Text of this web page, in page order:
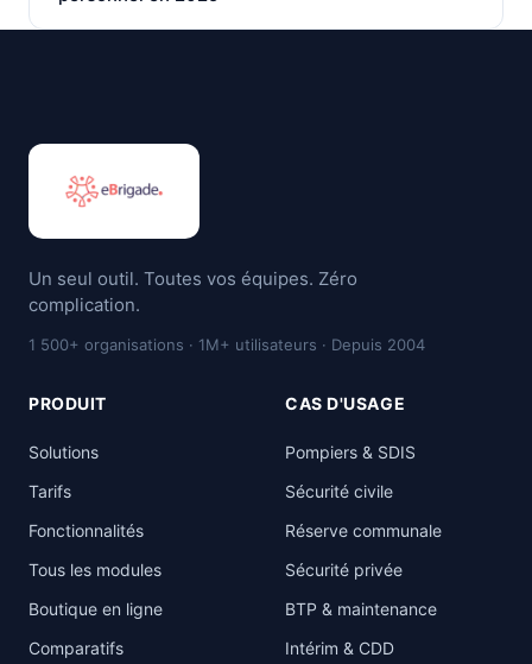
Un seul outil. Toutes vos équipes. Zéro
complication.
1 500+ organisations · 1M+ utilisateurs · Depuis 2004
PRODUIT
Solutions
Tarifs
Fonctionnalités
Tous les modules
Boutique en ligne
Comparatifs
CAS D'USAGE
Pompiers & SDIS
Sécurité civile
Réserve communale
Sécurité privée
BTP & maintenance
Intérim & CDD